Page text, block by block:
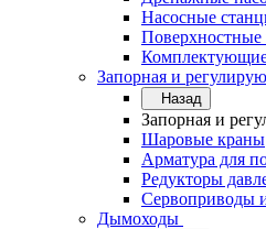
Насосные
Поверхностные
Комплектующие
Запорная и
Назад
Запорная и
Шаровые краны
Арматура для
Редукторы
Сервоприводы
Дымоходы